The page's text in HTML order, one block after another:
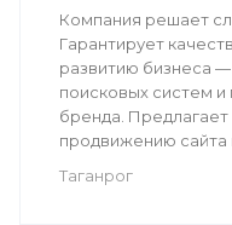
Компания решает
Гарантирует
развитию бизнеса
поисковых систем
бренда. Предлагает
продвижению сайта
Таганрог